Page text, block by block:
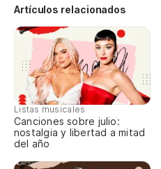
Artículos relacionados
Listas musicales
Canciones sobre julio:
nostalgia y libertad a mitad
del año